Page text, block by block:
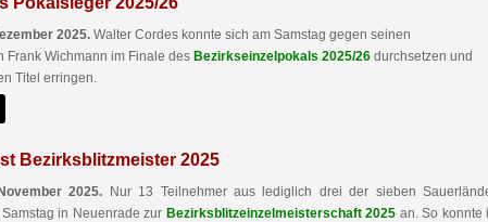
2025. Walter Cordes konnte sich am Samstag gegen seinen
Frank Wichmann im Finale des Bezirkseinzelpokals 2025/26 durchsetzen und
Titel erringen.
Bezirksblitzmeister 2025
2025. Nur 13 Teilnehmer aus lediglich drei der sieben
in Neuenrade zur Bezirksblitzeinzelmeisterschaft 2025 an. So konnte